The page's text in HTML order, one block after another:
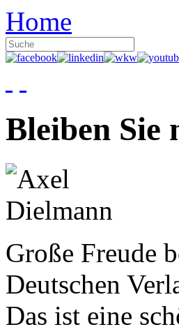
Home
Bleiben Sie
Große Freude
Deutschen
Das ist eine